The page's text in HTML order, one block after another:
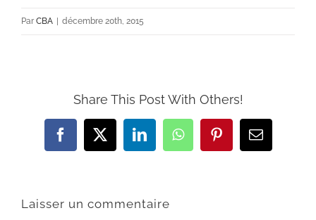
Par CBA | décembre 20th, 2015
Share This Post With Others!
Facebook
X LinkedInWhatsAppPinterestEmail
Laisser un commentaire